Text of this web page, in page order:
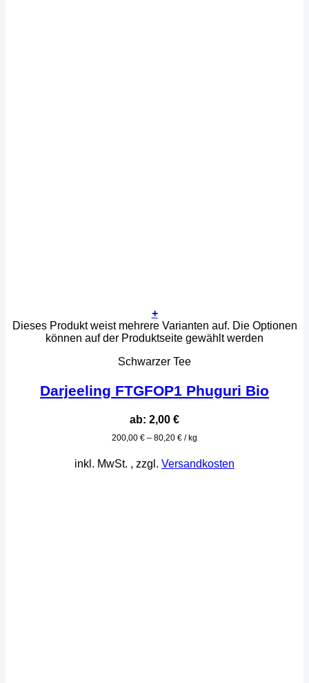
+
Dieses Produkt weist mehrere Varianten auf. Die Optionen
können auf der Produktseite gewählt werden
Schwarzer Tee
Darjeeling FTGFOP1 Phuguri Bio
ab: 2,00 €
200,00 € – 80,20 € /kg
inkl. MwSt. , zzgl. Versandkosten